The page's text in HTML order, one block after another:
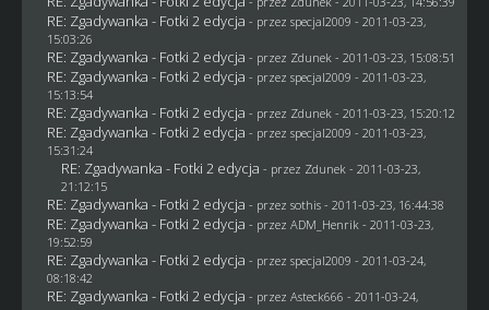
RE: Zgadywanka - Fotki 2 edycja - przez specjal2009 - 2011-03-23,
15:03:26
RE: Zgadywanka - Fotki 2 edycja - przez Zdunek - 2011-03-23, 15:08:51
RE: Zgadywanka - Fotki 2 edycja - przez specjal2009 - 2011-03-23,
15:13:54
RE: Zgadywanka - Fotki 2 edycja - przez Zdunek - 2011-03-23, 15:20:12
RE: Zgadywanka - Fotki 2 edycja - przez specjal2009 - 2011-03-23,
15:31:24
RE: Zgadywanka - Fotki 2 edycja - przez Zdunek - 2011-03-23,
21:12:15
RE: Zgadywanka - Fotki 2 edycja - przez sothis- 2011-03-23, 16:44:38
RE: Zgadywanka - Fotki 2 edycja - przez ADM_Henrik - 2011-03-23,
19:52:59
RE: Zgadywanka - Fotki 2 edycja - przez specjal2009 - 2011-03-24,
08:18:42
RE: Zgadywanka - Fotki 2 edycja - przez Asteck666 - 2011-03-24,